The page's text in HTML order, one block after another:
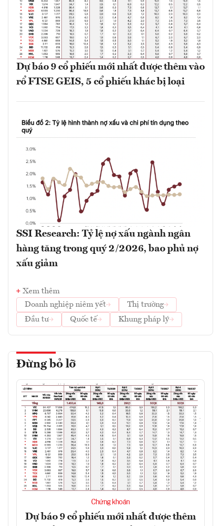
Dự báo 9 cổ phiếu mới nhất được thêm vào
rổ FTSE GEIS, 5 cổ phiếu khác bị loại
SSI Research: Tỷ lệ nợ xấu ngành ngân
hàng tăng trong quý 2/2026, bao phủ nợ
xấu giảm
Xem thêm
Doanh nghiệp niêm yết
Thị trường
Đầu tư
Quốc tế Khung pháp lý
Đừng bỏ lỡ
Chứng khoán
Dự báo 9 cổ phiếu mới nhất được thêm